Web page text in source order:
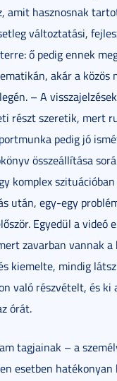
amit hasznosnak
változtatási,
ő pedig ennek
akár a közös
– A
részt szeretik, mert
pedig jó
összeállítása
komplex
után, egy-egy
Egyedül a videó
zavarban vannak
kiemelte, mindig
való részvételt, és ki
órát.
tagjainak – a
esetben hatékonyan